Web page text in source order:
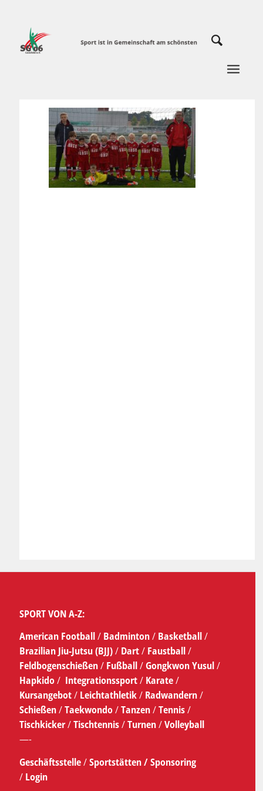
SPORT VON A-Z:
American Football/ Badminton/ Basketball/
Brazilian Jiu-Jutsu (BJJ)/ Dart/ Faustball/
Feldbogenschießen/ Fußball/Gongkwon Yusul/
Hapkido/ Integrationssport/ Karate/
Kursangebot/Leichtathletik/ Radwandern/
Schießen/Taekwondo/Tanzen/Tennis/
Tischkicker/Tischtennis/Turnen/Volleyball
—-
Geschäftsstelle/Sportstätten /Sponsoring
/ Login